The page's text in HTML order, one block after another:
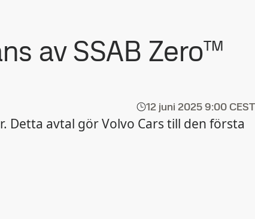
av SSAB Zero™
12 juni 20259:00 CEST
Detta avtal gör Volvo Cars till den första